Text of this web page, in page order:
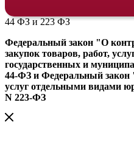
44 ФЗ и 223 ФЗ
Федеральный закон "О
закупок товаров, работ,
государственных и
44-ФЗ и Федеральный закон
услуг отдельными видами
N 223-ФЗ